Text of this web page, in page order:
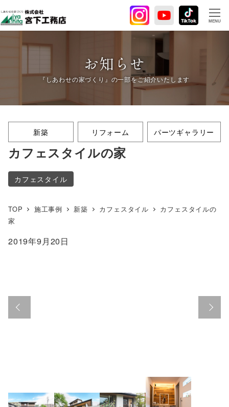
イ
ン
へ
MENU
お知らせ
新築 リフォーム パーツギャラリー
カフェスタイルの家
カフェスタイル
TOP 施工事例 新築 カフェスタイル
カフェスタイルの
家
2019年9月20日